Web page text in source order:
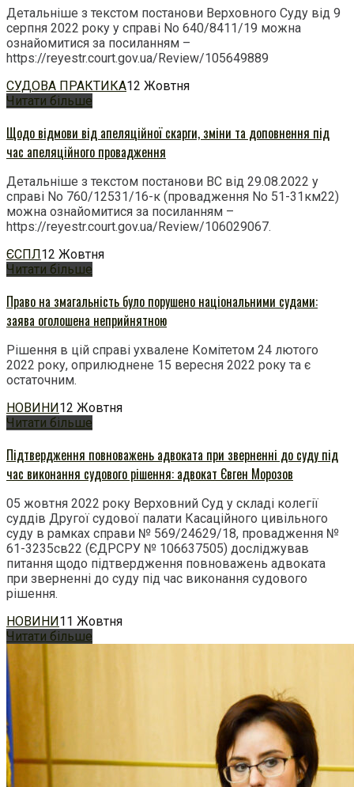
Детальніше з текстом постанови Верховного Суду від 9
серпня 2022 року у справі No 640/8411/19 можна
ознайомитися за посиланням –
https://reyestr.court.gov.ua/Review/105649889
СУДОВА ПРАКТИКА12 Жовтня
Читати більше
Щодо відмови від апеляційної скарги, зміни та доповнення під
час апеляційного провадження
Детальніше з текстом постанови ВС від 29.08.2022 у
справі No 760/12531/16-к (провадження No 51-31км22)
можна ознайомитися за посиланням –
https://reyestr.court.gov.ua/Review/106029067.
ЄСПЛ 12 Жовтня
Читати більше
Право на змагальність було порушено національними судами:
заява оголошена неприйнятною
Рішення в цій справі ухвалене Комітетом 24 лютого
2022 року, оприлюднене 15 вересня 2022 року та є
остаточним.
НОВИНИ 12 Жовтня
Читати більше
Підтвердження повноважень адвоката при зверненні до суду під
час виконання судового рішення: адвокат Євген Морозов
05 жовтня 2022 року Верховний Суд у складі колегії
суддів Другої судової палати Касаційного цивільного
суду в рамках справи № 569/24629/18, провадження №
61-3235св22 (ЄДРСРУ № 106637505) досліджував
питання щодо підтвердження повноважень адвоката
при зверненні до суду під час виконання судового
рішення.
НОВИНИ 11 Жовтня
Читати більше